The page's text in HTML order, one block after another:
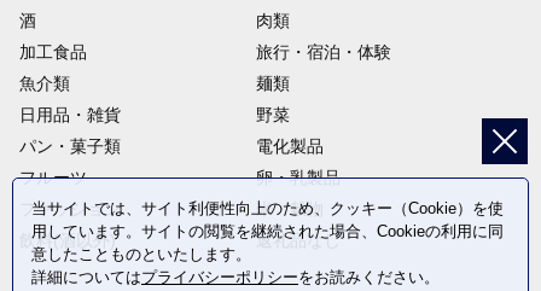
酒
肉類
加工食品
旅行・宿泊・体験
魚介類
麺類
日用品・雑貨
野菜
パン・菓子類
電化製品
フルーツ
卵・乳製品
ファッション
米・穀物
飲料(酒以外)
返礼品なし
当サイトでは、サイト利便性向上のため、クッキー（Cookie）を使
用しています。サイトの閲覧を継続された場合、Cookieの利用に同
意したことものといたします。
詳細についてはプライバシーポリシーをお読みください。